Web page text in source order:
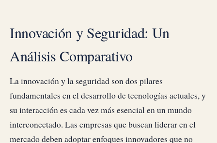
Innovación y Seguridad: Un
Análisis Comparativo
La innovación y la seguridad son dos pilares
fundamentales en el desarrollo de tecnologías actuales, y
su interacción es cada vez más esencial en un mundo
interconectado. Las empresas que buscan liderar en el
mercado deben adoptar enfoques innovadores que no